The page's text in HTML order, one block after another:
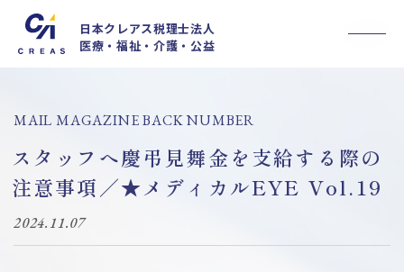
日本クレアス税理士法人
医療・福祉・介護・公益
採用情報
お知らせ
セミナー
お客様の声
ブログ
メルマガ
MAIL MAGAZINE BACK NUMBER
スタッフへ慶弔見舞金を支給する際の
注意事項／★メディカルEYE Vol.19
2024.11.07